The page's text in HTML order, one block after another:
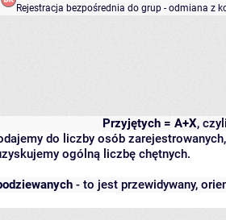
Rejestracja bezpośrednia do grup - odmiana z
Przyjętych = A+X,
do liczby osób
ogólną liczbę chętnych.
- to jest przewidywany,